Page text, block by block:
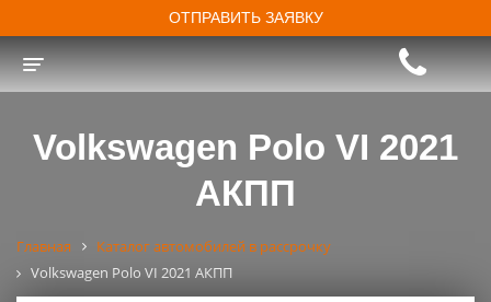
ОТПРАВИТЬ ЗАЯВКУ
Volkswagen Polo VI 2021
АКПП
Главная
Каталог автомобилей в рассрочку
Volkswagen Polo VI 2021 АКПП